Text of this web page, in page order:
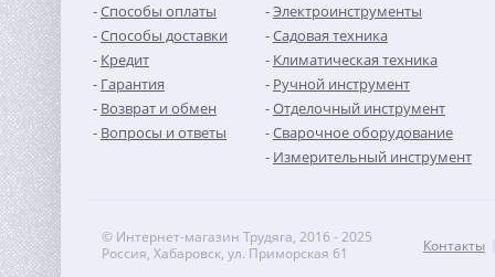
Способы оплаты
Способы доставки
Кредит
Гарантия
Возврат и обмен
Вопросы и ответы
Электроинструменты
Садовая техника
Климатическая техника
Ручной инструмент
Отделочный инструмент
Сварочное оборудование
Измерительный инструмент
© Интернет-магазин Трудяга, 2016 - 2025
Россия, Хабаровск, ул. Приморская 61
Контакты